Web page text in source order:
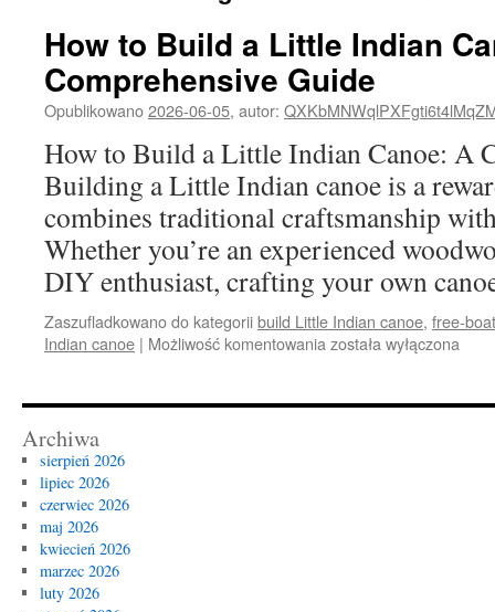
How to Build a Little Indian
Comprehensive Guide
Opublikowano2026-06-05, autor:
How to Build a Little Indian Canoe: A
Building a Little Indian canoe is a
combines traditional craftsmanship
Whether you’re an experienced
DIY enthusiast, crafting your own
Zaszufladkowano do kategoriibuild Little Indian canoe, free-
Indian canoe | Możliwość komentowania How
a
została wyłączona
Archiwa
sierpień 2026
lipiec 2026
czerwiec 2026
maj 2026
kwiecień 2026
marzec 2026
luty 2026